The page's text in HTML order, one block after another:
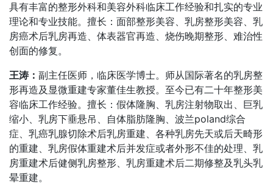
具有丰富的整形外科和美容外科临床工作经验和扎实的专业
理论和专业技能。擅长：面部整形美容、乳房整形美容、乳
房癌术后乳房再造、体表器官再造、烧伤晚期整形、难治性
创面的修复。
王涛： 副主任医师，临床医学博士。师从国际著名的乳房整
形再造及显微重建专家董佳生教授。至今已有二十年整形美
容临床工作经验。擅长：假体隆胸、乳房注射物取出、巨乳
缩小、乳房下垂悬吊、自体脂肪隆胸、波兰poland综合
症、乳癌乳腺切除术后乳房重建、各种乳房先天或后天畸形
的重建、乳房假体重建术后并发症或者外形不佳的处理、乳
房重建术后健侧乳房整形、乳房重建术后二期修整及乳头乳
晕重建。